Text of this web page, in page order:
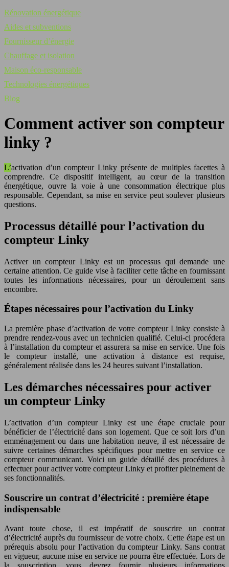
Rénovation énergétique
Aides et subventions
Fournisseur d’énergie
Chauffage et isolation
Maison éco-responsable
Technologies énergétiques
Blog
Comment activer son compteur
linky ?
L’activation d’un compteur Linky présente de multiples facettes à
comprendre. Ce dispositif intelligent, au cœur de la transition
énergétique, ouvre la voie à une consommation électrique plus
responsable. Cependant, sa mise en service peut soulever plusieurs
questions.
Processus détaillé pour l’activation du
compteur Linky
Activer un compteur Linky est un processus qui demande une
certaine attention. Ce guide vise à faciliter cette tâche en fournissant
toutes les informations nécessaires, pour un déroulement sans
encombre.
Étapes nécessaires pour l’activation du Linky
La première phase d’activation de votre compteur Linky consiste à
prendre rendez-vous avec un technicien qualifié. Celui-ci procédera
à l’installation du compteur et assurera sa mise en service. Une fois
le compteur installé, une activation à distance est requise,
généralement réalisée dans les 24 heures suivant l’installation.
Les démarches nécessaires pour activer
un compteur Linky
L’activation d’un compteur Linky est une étape cruciale pour
bénéficier de l’électricité dans son logement. Que ce soit lors d’un
emménagement ou dans une habitation neuve, il est nécessaire de
suivre certaines démarches spécifiques pour mettre en service ce
compteur communicant. Voici un guide détaillé des procédures à
effectuer pour activer votre compteur Linky et profiter pleinement de
ses fonctionnalités.
Souscrire un contrat d’électricité : première étape
indispensable
Avant toute chose, il est impératif de souscrire un contrat
d’électricité auprès du fournisseur de votre choix. Cette étape est un
prérequis absolu pour l’activation du compteur Linky. Sans contrat
en vigueur, aucune mise en service ne pourra être effectuée. Lors de